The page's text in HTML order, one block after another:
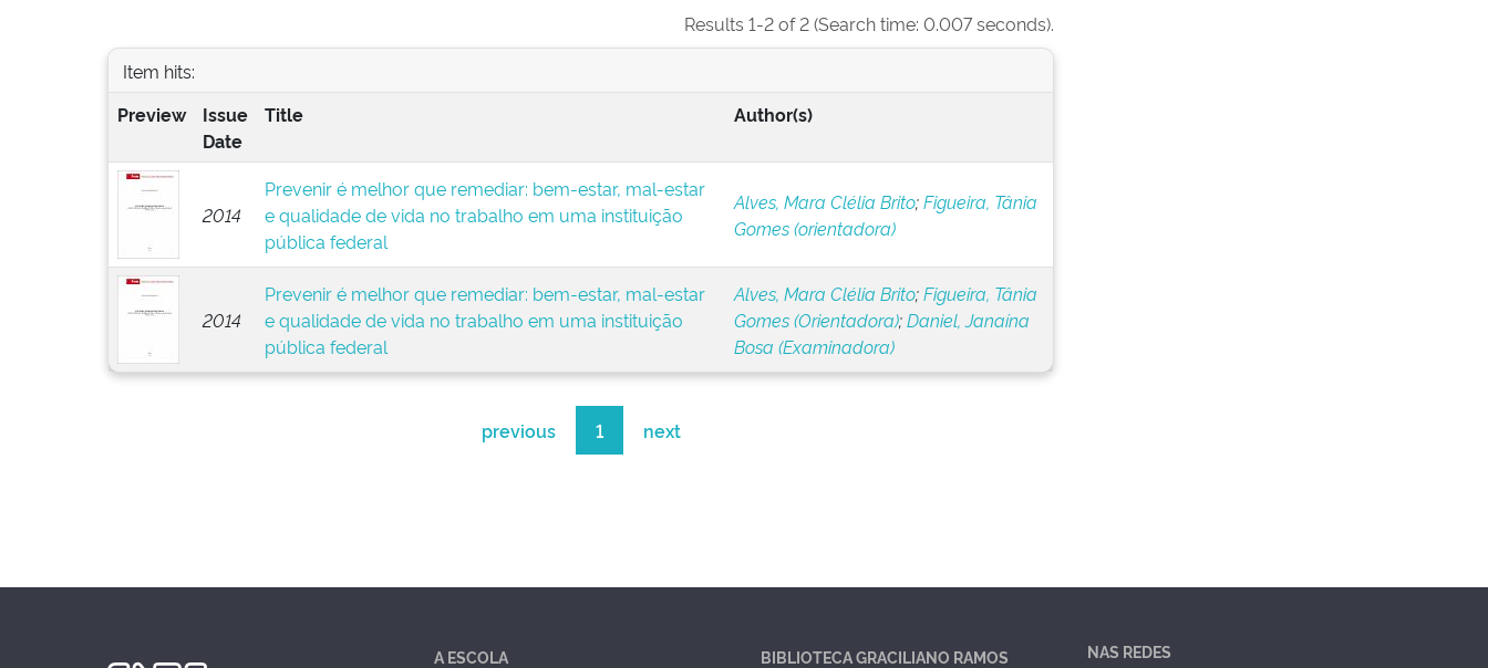
Results 1-2 of 2 (Search time: 0.007 seconds).
Item hits:
Preview
Issue
Date
Title Author(s)
2014
Prevenir é melhor que remediar: bem-estar, mal-estar
e qualidade de vida no trabalho em uma instituição
pública federal
Alves, Mara Clélia Brito;Figueira, Tânia
Gomes (orientadora)
2014
Prevenir é melhor que remediar: bem-estar, mal-estar
e qualidade de vida no trabalho em uma instituição
pública federal
Alves, Mara Clélia Brito;Figueira, Tânia
Gomes (Orientadora);Daniel, Janaína
Bosa (Examinadora)
previous 1 next
A ESCOLA BIBLIOTECA GRACILIANO RAMOS NAS REDES